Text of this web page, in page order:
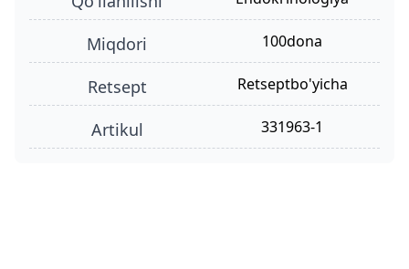
miqdori 100dona
retsept retseptbo'yicha
Artikul 331963-1